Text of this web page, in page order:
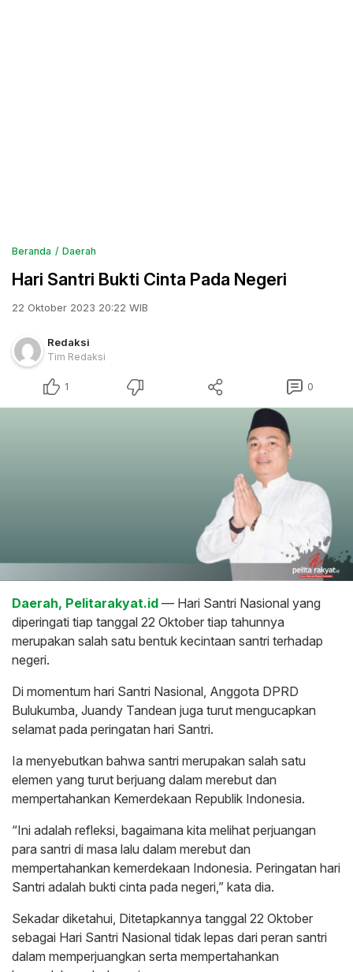
Beranda Daerah
Hari Santri Bukti Cinta Pada Negeri
22 Oktober 2023 20:22 WIB
Redaksi
Tim Redaksi
1 0
Daerah, Pelitarakyat.id — Hari Santri Nasional yang
diperingati tiap tanggal 22 Oktober tiap tahunnya
merupakan salah satu bentuk kecintaan santri terhadap
negeri.
Di momentum hari Santri Nasional, Anggota DPRD
Bulukumba, Juandy Tandean juga turut mengucapkan
selamat pada peringatan hari Santri.
Ia menyebutkan bahwa santri merupakan salah satu
elemen yang turut berjuang dalam merebut dan
mempertahankan Kemerdekaan Republik Indonesia.
“Ini adalah refleksi, bagaimana kita melihat perjuangan
para santri di masa lalu dalam merebut dan
mempertahankan kemerdekaan Indonesia. Peringatan hari
Santri adalah bukti cinta pada negeri,” kata dia.
Sekadar diketahui, Ditetapkannya tanggal 22 Oktober
sebagai Hari Santri Nasional tidak lepas dari peran santri
dalam memperjuangkan serta mempertahankan